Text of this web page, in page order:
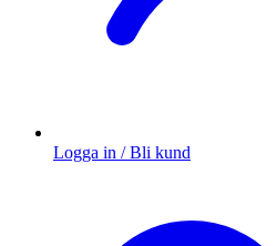
Logga in / Bli kund